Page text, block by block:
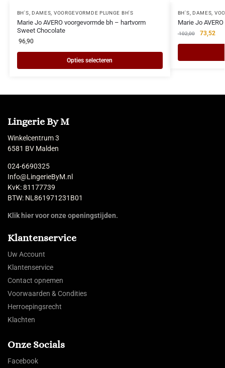
BH'S DAMES VOORGEVORMDE PLUNGE BH'S
Marie Jo AVERO voorgevormde bh – hartvorm
Sweet Chocolate
96,90
Opties selecteren
BH'S DAMES
Marie Jo
102,00 73,52
Lingerie By M
Winkelcentrum 3
6581 BV Malden
024-6690325
Info@LingerieByM.nl
KvK: 81177739
BTW: NL861971231B01
Klik hier voor onze openingstijden.
Klantenservice
Uw Account
Klantenservice
Contact opnemen
Voorwaarden & Condities
Herroepingsrecht
Klachten
Onze Socials
Facebook